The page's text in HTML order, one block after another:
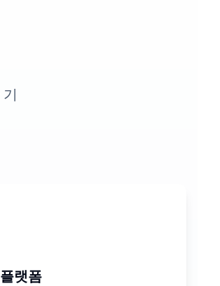
랫폼